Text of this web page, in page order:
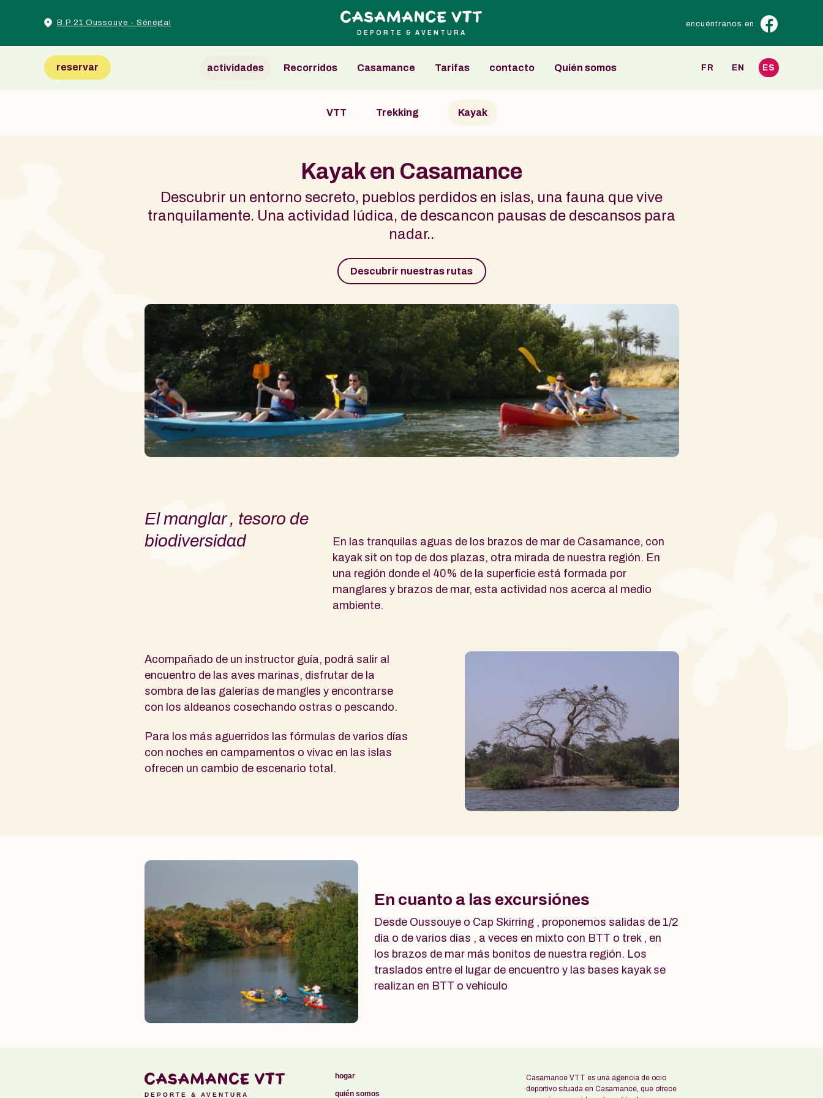
B.P 21 Oussouye - Sénégal
DEPORTE & AVENTURA
encuéntranos en
reservar actividades Recorridos Casamance Tarifas contacto Quién somos FR EN ES
VTT Trekking Kayak
Kayak en Casamance
Descubrir un entorno secreto, pueblos perdidos en islas, una fauna que vive
tranquilamente. Una actividad lúdica, de descancon pausas de descansos para
nadar..
Descubrir nuestras rutas
El manglar , tesoro de
biodiversidad
En las tranquilas aguas de los brazos de mar de Casamance, con
kayak sit on top de dos plazas, otra mirada de nuestra región. En
una región donde el 40% de la superficie está formada por
manglares y brazos de mar, esta actividad nos acerca al medio
ambiente.
Acompañado de un instructor guía, podrá salir al
encuentro de las aves marinas, disfrutar de la
sombra de las galerías de mangles y encontrarse
con los aldeanos cosechando ostras o pescando.
Para los más aguerridos las fórmulas de varios días
con noches en campamentos o vivac en las islas
ofrecen un cambio de escenario total.
En cuanto a las excursiónes
Desde Oussouye o Cap Skirring , proponemos salidas de 1/2
día o de varios días , a veces en mixto con BTT o trek , en
los brazos de mar más bonitos de nuestra región. Los
traslados entre el lugar de encuentro y las bases kayak se
realizan en BTT o vehículo
DEPORTE & AVENTURA
hogar
quién somos
Casamance VTT es una agencia de ocio
deportivo situada en Casamance, que ofrece